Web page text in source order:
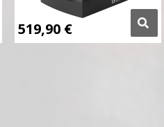
519,90 €